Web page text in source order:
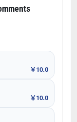
￥10.0
￥10.0